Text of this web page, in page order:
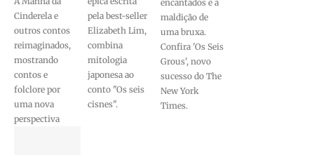
Cinderela e
outros contos
reimaginados,
mostrando
contos e
folclore por
uma nova
perspectiva
pela best-seller
Elizabeth Lim,
combina
mitologia
japonesa ao
conto "Os seis
cisnes".
encantados e a
maldição de
uma bruxa.
Confira 'Os Seis
Grous', novo
sucesso do The
New York
Times.